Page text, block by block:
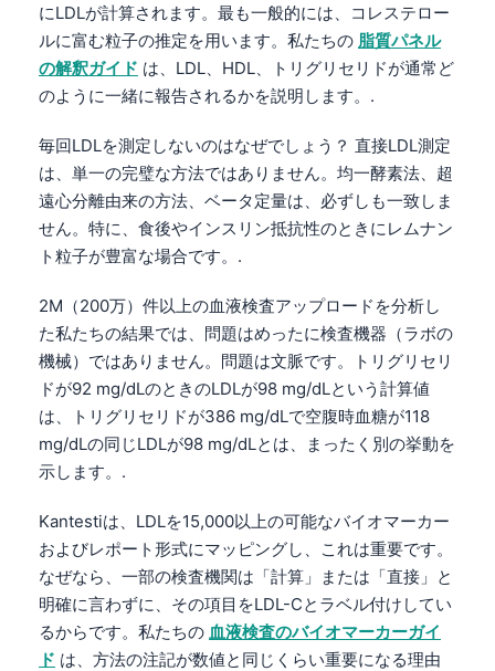
にLDLが計算されます。最も一般的には、コレステロー
ルに富む粒子の推定を用います。私たちの 脂質パネル
の解釈ガイド は、LDL、HDL、トリグリセリドが通常ど
のように一緒に報告されるかを説明します。.
毎回LDLを測定しないのはなぜでしょう？ 直接LDL測定
は、単一の完璧な方法ではありません。均一酵素法、超
遠心分離由来の方法、ベータ定量は、必ずしも一致しま
せん。特に、食後やインスリン抵抗性のときにレムナン
ト粒子が豊富な場合です。.
2M（200万）件以上の血液検査アップロードを分析し
た私たちの結果では、問題はめったに検査機器（ラボの
機械）ではありません。問題は文脈です。トリグリセリ
ドが92 mg/dLのときのLDLが98 mg/dLという計算値
は、トリグリセリドが386 mg/dLで空腹時血糖が118
mg/dLの同じLDLが98 mg/dLとは、まったく別の挙動を
示します。.
Kantestiは、LDLを15,000以上の可能なバイオマーカー
およびレポート形式にマッピングし、これは重要です。
なぜなら、一部の検査機関は「計算」または「直接」と
明確に言わずに、その項目をLDL-Cとラベル付けしてい
るからです。私たちの 血液検査のバイオマーカーガイ
ド は、方法の注記が数値と同じくらい重要になる理由